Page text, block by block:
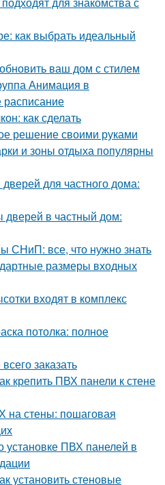
как выбрать идеальный
ваш дом с стилем
Анимация в
расписание
как сделать
решение своими руками
и зоны отдыха популярны
для частного дома:
в частный дом:
СНиП: все, что нужно знать
размеры входных
входят в комплекс
потолка: полное
заказать
крепить ПВХ панели к стене
на стены: пошаговая
установке ПВХ панелей в
установить стеновые